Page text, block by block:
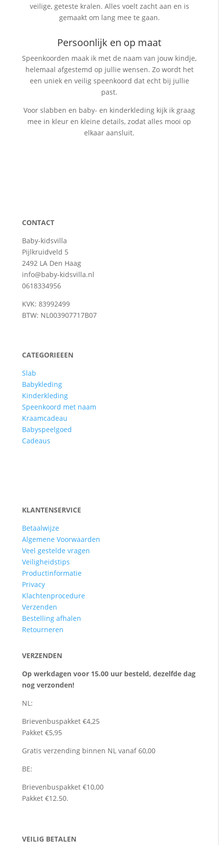
veilige, geteste kralen. Alles voelt zacht aan en is
gemaakt om lang mee te gaan.
Persoonlijk en op maat
Speenkoorden maak ik met de naam van jouw kindje,
helemaal afgestemd op jullie wensen. Zo wordt het
een uniek en veilig speenkoord dat echt bij jullie
past.
Voor slabben en baby- en kinderkleding kijk ik graag
mee in kleur en kleine details, zodat alles mooi op
elkaar aansluit.
CONTACT
Baby-kidsvilla
Pijlkruidveld 5
2492 LA Den Haag
info@baby-kidsvilla.nl
0618334956
KVK: 83992499
BTW: NL003907717B07
CATEGORIEEEN
Slab
Babykleding
Kinderkleding
Speenkoord met naam
Kraamcadeau
Babyspeelgoed
Cadeaus
KLANTENSERVICE
Betaalwijze
Algemene Voorwaarden
Veel gestelde vragen
Veiligheidstips
Productinformatie
Privacy
Klachtenprocedure
Verzenden
Bestelling afhalen
Retourneren
VERZENDEN
Op werkdagen voor 15.00 uur besteld, dezelfde dag
nog verzonden!
NL:
Brievenbuspakket €4,25
Pakket €5,95
Gratis verzending binnen NL vanaf 60,00
BE:
Brievenbuspakket €10,00
Pakket €12.50.
VEILIG BETALEN